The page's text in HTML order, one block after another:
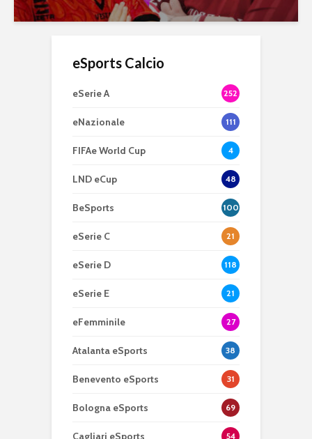
eSports Calcio
eSerie A 252
eNazionale 111
FIFAe World Cup 4
LND eCup 48
BeSports 100
eSerie C 21
eSerie D 118
eSerie E 21
eFemminile 27
Atalanta eSports 38
Benevento eSports 31
Bologna eSports 69
Cagliari eSports 54